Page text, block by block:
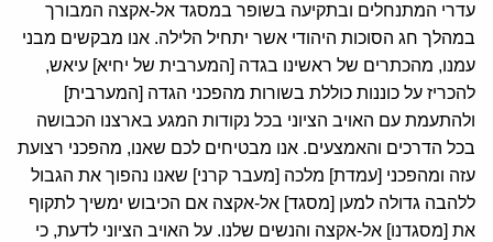
עדרי המתנחלים ובתקיעה בשופר במסגד אל-אקצה המבורך
במהלך חג הסוכות היהודי אשר יתחיל הלילה. אנו מבקשים מבני
עמנו, מהכתרים של ראשינו בגדה [המערבית של יחיא] עיאש,
להכריז על כוננות כוללת בשורות מהפכני הגדה [המערבית]
ולהתעמת עם האויב הציוני בכל נקודות המגע בארצנו הכבושה
בכל הדרכים והאמצעים. אנו מבטיחים לכם שאנו, מהפכני רצועת
עזה ומהפכני [עמדת] מלכה [מעבר קרני] שאנו נהפוך את הגבול
ללהבה גדולה למען [מסגד] אל-אקצה אם הכיבוש ימשיך לתקוף
את [מסגדנו] אל-אקצה והנשים שלנו. על האויב הציוני לדעת, כי